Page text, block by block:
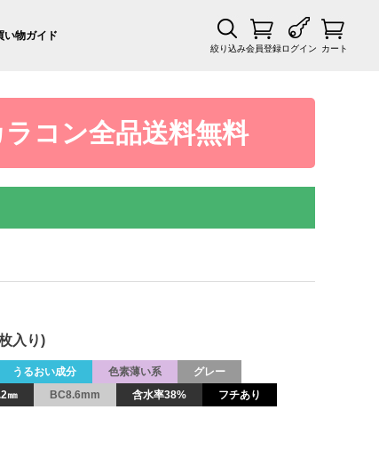
い物ガイド
絞り込み会員登録ログイン カート
ラコン全品送料無料
入り)
うるおい成分 色素薄い系
グレー
㎜ BC8.6mm 含水率38% フチあり